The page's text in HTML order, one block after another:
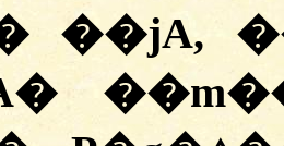
��jA,